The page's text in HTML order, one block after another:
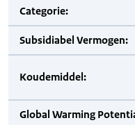
Categorie:
Subsidiabel Vermogen:
Koudemiddel:
Global Warming